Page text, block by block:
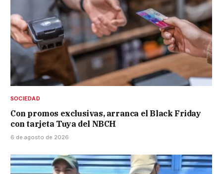
SOCIEDAD
Con promos exclusivas, arranca el Black Friday
con tarjeta Tuya del NBCH
6 de agosto de 2026